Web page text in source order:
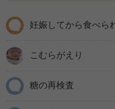
妊娠してから食べら
こむらがえり
糖の再検査